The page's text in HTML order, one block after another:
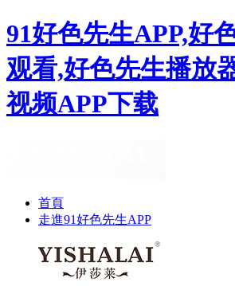
91好色先生APP,好
观看,好色先生播放
视频APP下载
首頁
走進91好色先生APP